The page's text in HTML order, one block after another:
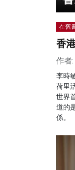
在舊
香
作者:
李時
荷里
世界
道的
係。